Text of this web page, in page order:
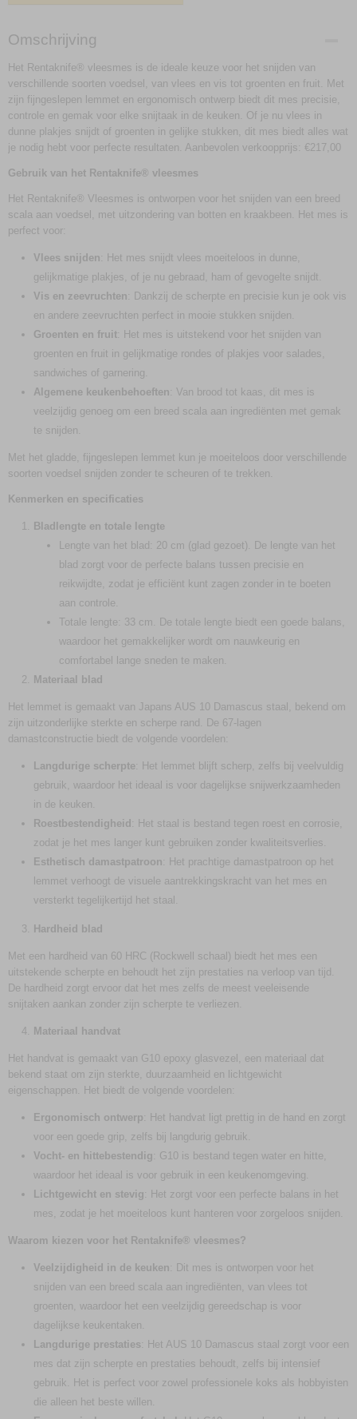
Omschrijving
Het Rentaknife® vleesmes is de ideale keuze voor het snijden van
verschillende soorten voedsel, van vlees en vis tot groenten en fruit. Met
zijn fijngeslepen lemmet en ergonomisch ontwerp biedt dit mes precisie,
controle en gemak voor elke snijtaak in de keuken. Of je nu vlees in
dunne plakjes snijdt of groenten in gelijke stukken, dit mes biedt alles wat
je nodig hebt voor perfecte resultaten. Aanbevolen verkoopprijs: €217,00
Gebruik van het Rentaknife® vleesmes
Het Rentaknife® Vleesmes is ontworpen voor het snijden van een breed
scala aan voedsel, met uitzondering van botten en kraakbeen. Het mes is
perfect voor:
Vlees snijden: Het mes snijdt vlees moeiteloos in dunne,
gelijkmatige plakjes, of je nu gebraad, ham of gevogelte snijdt.
Vis en zeevruchten: Dankzij de scherpte en precisie kun je ook vis
en andere zeevruchten perfect in mooie stukken snijden.
Groenten en fruit: Het mes is uitstekend voor het snijden van
groenten en fruit in gelijkmatige rondes of plakjes voor salades,
sandwiches of garnering.
Algemene keukenbehoeften: Van brood tot kaas, dit mes is
veelzijdig genoeg om een breed scala aan ingrediënten met gemak
te snijden.
Met het gladde, fijngeslepen lemmet kun je moeiteloos door verschillende
soorten voedsel snijden zonder te scheuren of te trekken.
Kenmerken en specificaties
Bladlengte en totale lengte
Lengte van het blad: 20 cm (glad gezoet). De lengte van het
blad zorgt voor de perfecte balans tussen precisie en
reikwijdte, zodat je efficiënt kunt zagen zonder in te boeten
aan controle.
Totale lengte: 33 cm. De totale lengte biedt een goede balans,
waardoor het gemakkelijker wordt om nauwkeurig en
comfortabel lange sneden te maken.
Materiaal blad
Het lemmet is gemaakt van Japans AUS 10 Damascus staal, bekend om
zijn uitzonderlijke sterkte en scherpe rand. De 67-lagen
damastconstructie biedt de volgende voordelen:
Langdurige scherpte: Het lemmet blijft scherp, zelfs bij veelvuldig
gebruik, waardoor het ideaal is voor dagelijkse snijwerkzaamheden
in de keuken.
Roestbestendigheid : Het staal is bestand tegen roest en corrosie,
zodat je het mes langer kunt gebruiken zonder kwaliteitsverlies.
Esthetisch damastpatroon: Het prachtige damastpatroon op het
lemmet verhoogt de visuele aantrekkingskracht van het mes en
versterkt tegelijkertijd het staal.
Hardheid blad
Met een hardheid van 60 HRC (Rockwell schaal) biedt het mes een
uitstekende scherpte en behoudt het zijn prestaties na verloop van tijd.
De hardheid zorgt ervoor dat het mes zelfs de meest veeleisende
snijtaken aankan zonder zijn scherpte te verliezen.
Materiaal handvat
Het handvat is gemaakt van G10 epoxy glasvezel, een materiaal dat
bekend staat om zijn sterkte, duurzaamheid en lichtgewicht
eigenschappen. Het biedt de volgende voordelen:
Ergonomisch ontwerp: Het handvat ligt prettig in de hand en zorgt
voor een goede grip, zelfs bij langdurig gebruik.
Vocht- en hittebestendig: G10 is bestand tegen water en hitte,
waardoor het ideaal is voor gebruik in een keukenomgeving.
Lichtgewicht en stevig: Het zorgt voor een perfecte balans in het
mes, zodat je het moeiteloos kunt hanteren voor zorgeloos snijden.
Waarom kiezen voor het Rentaknife® vleesmes?
Veelzijdigheid in de keuken: Dit mes is ontworpen voor het
snijden van een breed scala aan ingrediënten, van vlees tot
groenten, waardoor het een veelzijdig gereedschap is voor
dagelijkse keukentaken.
Langdurige prestaties: Het AUS 10 Damascus staal zorgt voor een
mes dat zijn scherpte en prestaties behoudt, zelfs bij intensief
gebruik. Het is perfect voor zowel professionele koks als hobbyisten
die alleen het beste willen.